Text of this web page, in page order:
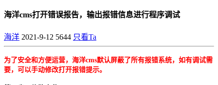
海洋cms打开错误报告，输出报错信息进行程序调试
海洋 2021-9-12 5644 只看Ta
为了安全和方便运营，海洋cms默认屏蔽了所有报错系统，如有调试需
要，可以手动修改打开报错提示。